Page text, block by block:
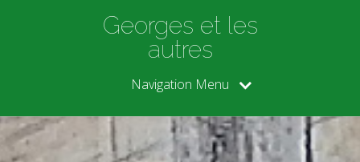
Georges et les
autres
Navigation Menu